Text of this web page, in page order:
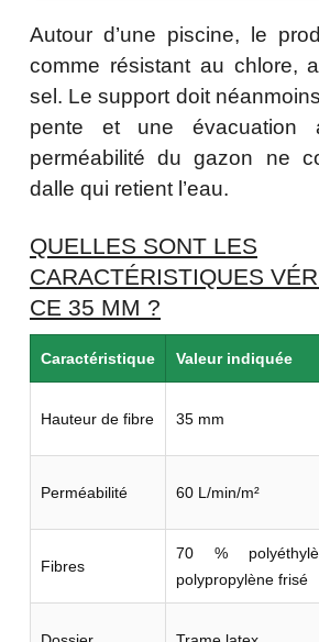
Autour d’une piscine, le
comme résistant au chlore,
sel. Le support doit
pente et une évacuation
perméabilité du gazon ne
dalle qui retient l’eau.
QUELLES SONT LES
CARACTÉRISTIQUES
CE 35 MM ?
Caractéristique Valeur indiquée
Hauteur de fibre 35 mm
Perméabilité 60 L/min/m²
Fibres
70 %
polypropylène frisé